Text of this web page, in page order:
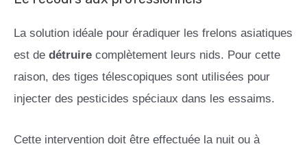
La solution idéale pour éradiquer les frelons asiatiques
est de détruire complètement leurs nids. Pour cette
raison, des tiges télescopiques sont utilisées pour
injecter des pesticides spéciaux dans les essaims.
Cette intervention doit être effectuée la nuit ou à